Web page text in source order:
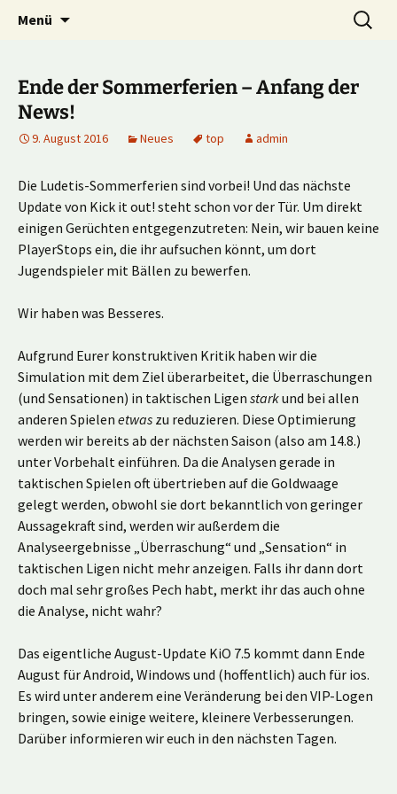
Kick it out!
Multiplayer Football Manager
Menü
Suche
nach:
Ende der Sommerferien – Anfang der
News!
9. August 2016 Neues top admin
Die Ludetis-Sommerferien sind vorbei! Und das nächste
Update von Kick it out! steht schon vor der Tür. Um direkt
einigen Gerüchten entgegenzutreten: Nein, wir bauen keine
PlayerStops ein, die ihr aufsuchen könnt, um dort
Jugendspieler mit Bällen zu bewerfen.
Wir haben was Besseres.
Aufgrund Eurer konstruktiven Kritik haben wir die
Simulation mit dem Ziel überarbeitet, die Überraschungen
(und Sensationen) in taktischen Ligen starkund bei allen
anderen Spielen etwas zu reduzieren. Diese Optimierung
werden wir bereits ab der nächsten Saison (also am 14.8.)
unter Vorbehalt einführen. Da die Analysen gerade in
taktischen Spielen oft übertrieben auf die Goldwaage
gelegt werden, obwohl sie dort bekanntlich von geringer
Aussagekraft sind, werden wir außerdem die
Analyseergebnisse „Überraschung“ und „Sensation“ in
taktischen Ligen nicht mehr anzeigen. Falls ihr dann dort
doch mal sehr großes Pech habt, merkt ihr das auch ohne
die Analyse, nicht wahr?
Das eigentliche August-Update KiO 7.5 kommt dann Ende
August für Android, Windows und (hoffentlich) auch für ios.
Es wird unter anderem eine Veränderung bei den VIP-Logen
bringen, sowie einige weitere, kleinere Verbesserungen.
Darüber informieren wir euch in den nächsten Tagen.